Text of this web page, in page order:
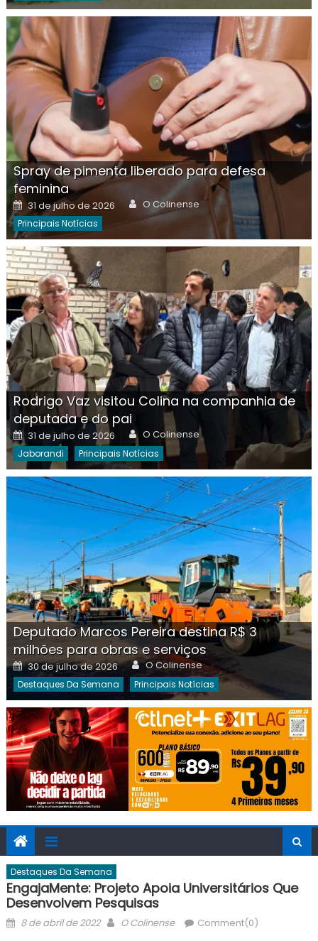
Spray de pimenta liberado para defesa
feminina
Posted
on
31 de julho de 2026 Author
O Colinense
Principais Notícias
Rodrigo Vaz visitou Colina na companhia de
deputada e do pai
Posted
on
31 de julho de 2026 Author
O Colinense
Jaborandi Principais Notícias
Deputado Marcos Pereira destina R$ 3
milhões para obras e serviços
Posted
on
30 de julho de 2026 Author
O Colinense
Destaques Da Semana Principais Notícias
Destaques Da Semana
EngajaMente: Projeto Apoia Universitários Que
Desenvolvem Pesquisas
Posted
8 de abril de 2022 Author
O Colinense Comment(0)